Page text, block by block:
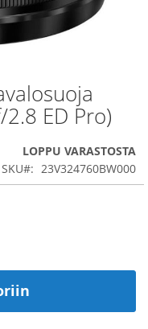
ED Pro)
LOPPU VARASTOSTA
SKU
23V324760BW000